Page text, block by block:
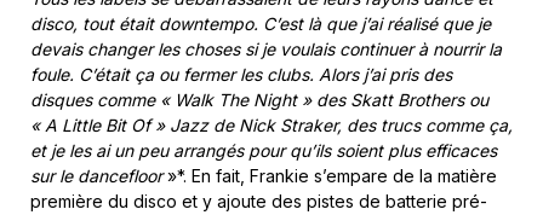
disco, tout était downtempo. C’est là que j’ai réalisé que je
devais changer les choses si je voulais continuer à nourrir la
foule. C’était ça ou fermer les clubs. Alors j’ai pris des
disques comme « Walk The Night » des Skatt Brothers ou
« A Little Bit Of » Jazz de Nick Straker, des trucs comme ça,
et je les ai un peu arrangés pour qu’ils soient plus efficaces
sur le dancefloor»*. En fait, Frankie s’empare de la matière
première du disco et y ajoute des pistes de batterie pré-